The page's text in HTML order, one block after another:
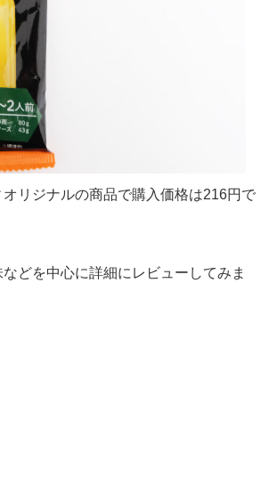
リジナルの商品で購入価格は216円で
どを中心に詳細にレビューしてみま